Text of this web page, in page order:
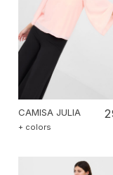
CAMISA JULIA
+ colors